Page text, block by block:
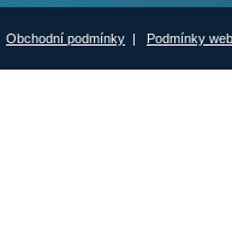
Obchodní podmínky | Podmínky